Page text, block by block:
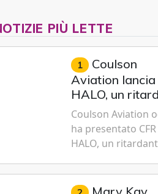
PIÙ LETTE
1 Coulson
Aviation lancia
HALO, un
di fiamma a
prolungato
per la moderna
lotta aerea
gli incendi
Coulson Aviation
ha presentato CFR
HALO, un
generazione a
prolungato